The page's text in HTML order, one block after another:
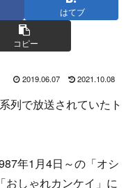
はてブ
コピー
2019.06.07 2021.10.08
列で放送されていたト
年1月4日～の「オシ
おしゃれカンケイ」に